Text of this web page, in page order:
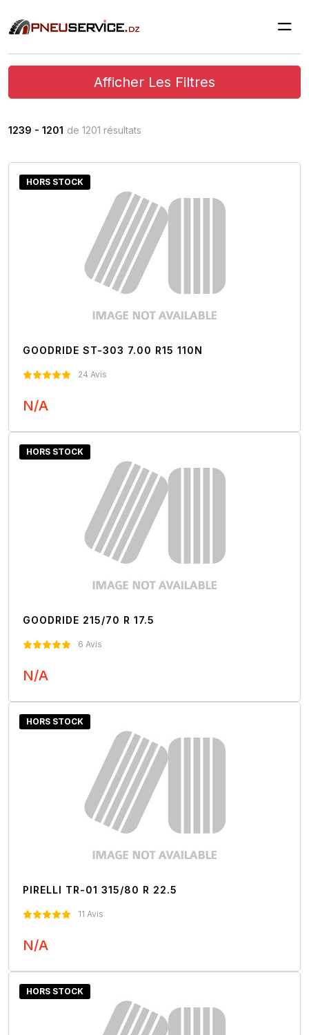
Afficher Les Filtres
1239 - 1201 de 1201 résultats
HORS STOCK
GOODRIDE ST-303 7.00 R15 110N
24 Avis
N/A
HORS STOCK
GOODRIDE 215/70 R 17.5
6 Avis
N/A
HORS STOCK
PIRELLI TR-01 315/80 R 22.5
11 Avis
N/A
HORS STOCK